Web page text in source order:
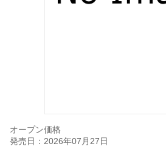
オープン価格
発売日：2026年07月27日